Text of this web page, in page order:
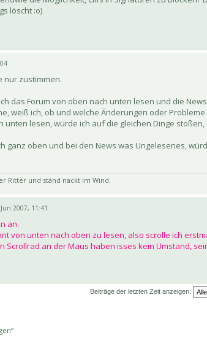
löscht :o)
nur zustimmen.
das Forum von oben nach unten lesen und die
weiß ich, ob und welche Änderungen oder
unten lesen, würde ich auf die gleichen Dinge
ganz oben und bei den News was Ungelesenes,
Ritter und stand nackt im Wind.
2007, 11:41
an.
von unten nach oben zu lesen, also scrolle ich
Scrollrad an der Maus haben isses kein Umstand,
Beiträge der letzten Zeit anzeigen: